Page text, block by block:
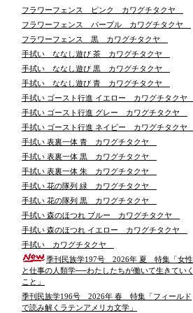
フラワーフェンス ピンク カワグチタクヤ
フラワーフェンス パープル カワグチタクヤ
フラワーフェンス 黒 カワグチタクヤ
手拭い ななし遊び 茶 カワグチタクヤ
手拭い ななし遊び 黒 カワグチタクヤ
手拭い ななし遊び 青 カワグチタクヤ
手拭い ゴースト行進 イエロー カワグチタクヤ
手拭い ゴースト行進 グレー カワグチタクヤ
手拭い ゴースト行進 ネイビー カワグチタクヤ
手拭い 表裏一体 青 カワグチタクヤ
手拭い 表裏一体 黒 カワグチタクヤ
手拭い 表裏一体 朱 カワグチタクヤ
手拭い 花の隊列 緑 カワグチタクヤ
手拭い 花の隊列 黒 カワグチタクヤ
手拭い 森のほつれ ブルー カワグチタクヤ
手拭い 森のほつれ イエロー カワグチタクヤ
手拭い カワグチタクヤ
季刊民族学197号 2026年 夏 特集「女性
と仕事の人類学──わたしたちが働いて生きていく
こと」
季刊民族学196号 2026年 春 特集「フィールド
で読み解くラテンアメリカ文学」